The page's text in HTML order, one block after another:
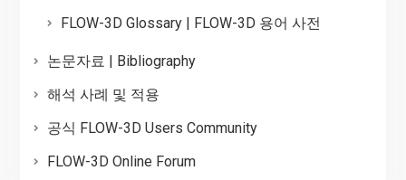
FLOW-3D Glossary | FLOW-3D 용어 사전
논문자료 | Bibliography
해석 사례 및 적용
공식 FLOW-3D Users Community
FLOW-3D Online Forum